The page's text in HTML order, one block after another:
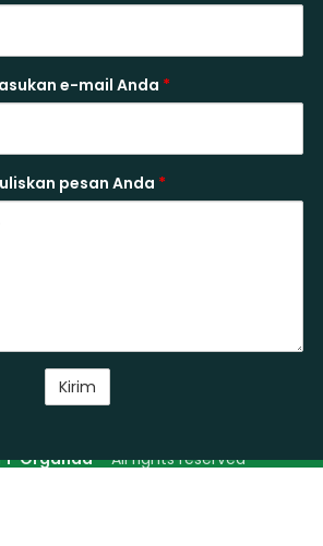
e-mail Anda *
pesan Anda *
Organda– All rights reserved